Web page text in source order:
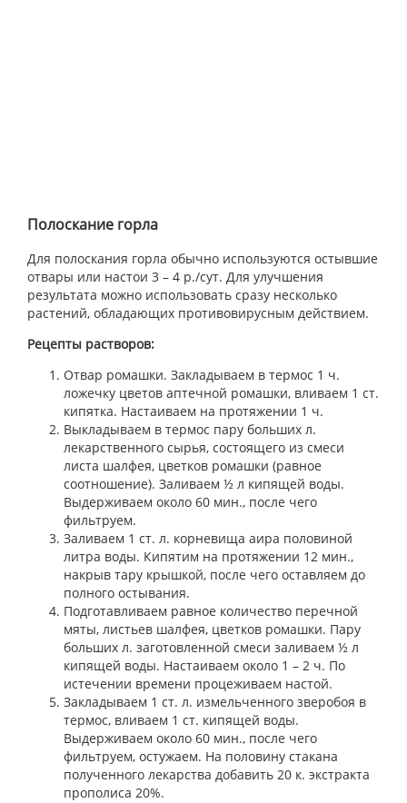
Полоскание горла
Для полоскания горла обычно используются остывшие
отвары или настои 3 – 4 р./сут. Для улучшения
результата можно использовать сразу несколько
растений, обладающих противовирусным действием.
Рецепты растворов:
Отвар ромашки. Закладываем в термос 1 ч.
ложечку цветов аптечной ромашки, вливаем 1 ст.
кипятка. Настаиваем на протяжении 1 ч.
Выкладываем в термос пару больших л.
лекарственного сырья, состоящего из смеси
листа шалфея, цветков ромашки (равное
соотношение). Заливаем ½ л кипящей воды.
Выдерживаем около 60 мин., после чего
фильтруем.
Заливаем 1 ст. л. корневища аира половиной
литра воды. Кипятим на протяжении 12 мин.,
накрыв тару крышкой, после чего оставляем до
полного остывания.
Подготавливаем равное количество перечной
мяты, листьев шалфея, цветков ромашки. Пару
больших л. заготовленной смеси заливаем ½ л
кипящей воды. Настаиваем около 1 – 2 ч. По
истечении времени процеживаем настой.
Закладываем 1 ст. л. измельченного зверобоя в
термос, вливаем 1 ст. кипящей воды.
Выдерживаем около 60 мин., после чего
фильтруем, остужаем. На половину стакана
полученного лекарства добавить 20 к. экстракта
прополиса 20%.